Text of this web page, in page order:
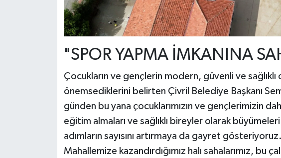
"SPOR YAPMA İMKANINA
Çocukların ve gençlerin modern, güvenli ve
önemsediklerini belirten Çivril Belediye Başkanı
günden bu yana çocuklarımızın ve gençlerimizin
eğitim almaları ve sağlıklı bireyler olarak
adımların sayısını artırmaya da gayret
Mahallemize kazandırdığımız halı sahalarımız, bu